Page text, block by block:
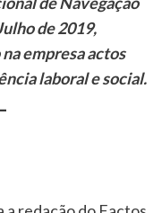
de 2019,
empresa actos
laboral e social.